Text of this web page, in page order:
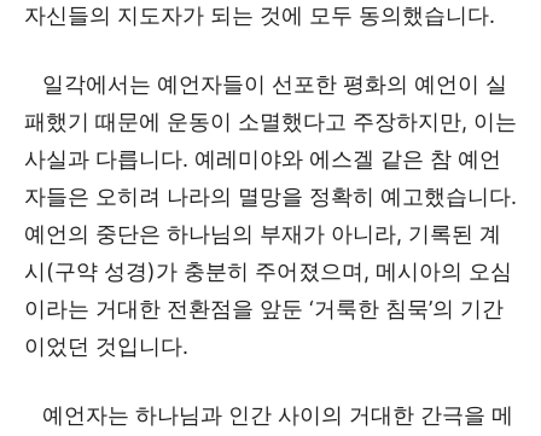
자신들의 지도자가 되는 것에 모두 동의했습니다.
일각에서는 예언자들이 선포한 평화의 예언이 실
패했기 때문에 운동이 소멸했다고 주장하지만, 이는
사실과 다릅니다. 예레미야와 에스겔 같은 참 예언
자들은 오히려 나라의 멸망을 정확히 예고했습니다.
예언의 중단은 하나님의 부재가 아니라, 기록된 계
시(구약 성경)가 충분히 주어졌으며, 메시아의 오심
이라는 거대한 전환점을 앞둔 ‘거룩한 침묵’의 기간
이었던 것입니다.
예언자는 하나님과 인간 사이의 거대한 간극을 메